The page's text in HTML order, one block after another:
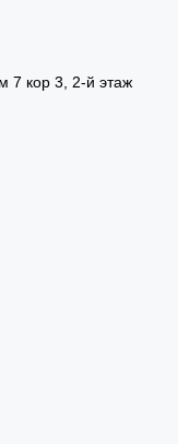
7 кор 3, 2-й этаж